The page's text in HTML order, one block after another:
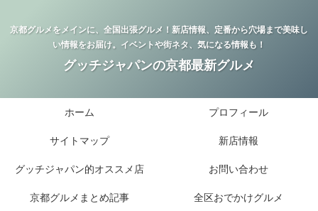
京都グルメをメインに、全国出張グルメ！新店情報、定番から穴場まで美味し
い情報をお届け。イベントや街ネタ、気になる情報も！
グッチジャパンの京都最新グルメ
ホーム プロフィール
サイトマップ 新店情報
グッチジャパン的オススメ店 お問い合わせ
京都グルメまとめ記事 全区おでかけグルメ